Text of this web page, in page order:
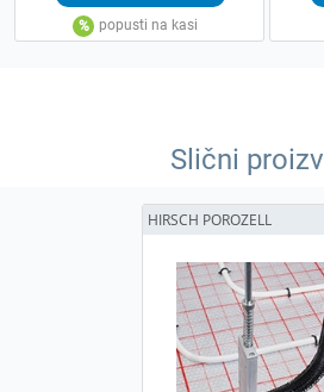
Slični
HIRSCH POROZELL